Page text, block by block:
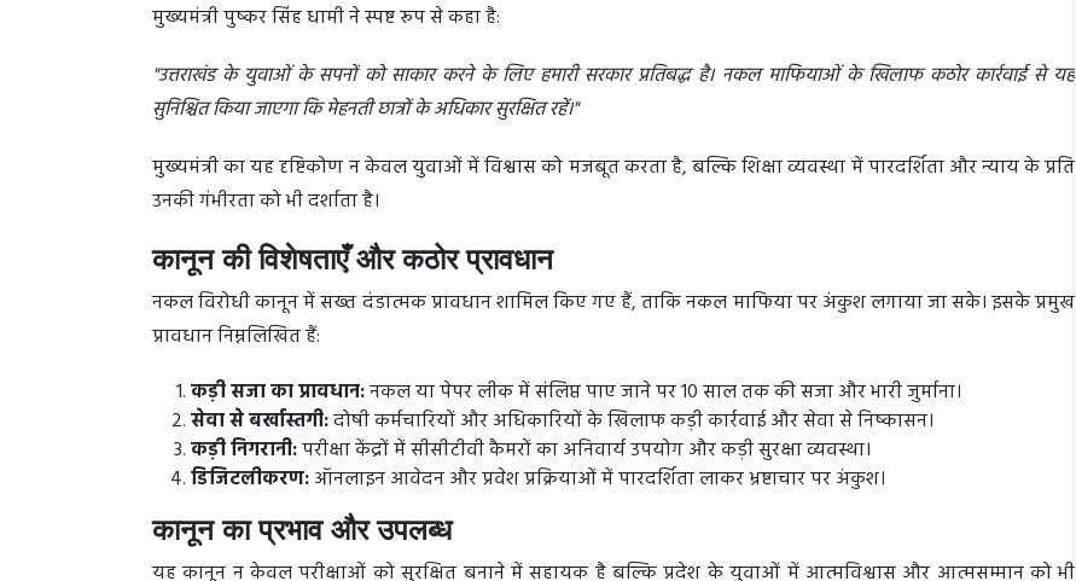
मुख्यमंत्री पुष्कर सिंह धामी ने स्पष्ट रूप से कहा है:
"उत्तराखंड के युवाओं के सपनों को साकार करने के लिए हमारी सरकार प्रतिबद्ध है। नकल माफियाओं के खिलाफ कठोर कार्रवाई से यह
सुनिश्चित किया जाएगा कि मेहनती छात्रों के अधिकार सुरक्षित रहें।"
मुख्यमंत्री का यह दृष्टिकोण न केवल युवाओं में विश्वास को मजबूत करता है, बल्कि शिक्षा व्यवस्था में पारदर्शिता और न्याय के प्रति
उनकी गंभीरता को भी दर्शाता है।
कानून की विशेषताएँ और कठोर प्रावधान
नकल विरोधी कानून में सख्त दंडात्मक प्रावधान शामिल किए गए हैं, ताकि नकल माफिया पर अंकुश लगाया जा सके। इसके प्रमुख
प्रावधान निम्नलिखित हैं:
कड़ी सजा का प्रावधान:नकल या पेपर लीक में संलिप्त पाए जाने पर 10 साल तक की सजा और भारी जुर्माना।
सेवा से बर्खास्तगी:दोषी कर्मचारियों और अधिकारियों के खिलाफ कड़ी कार्रवाई और सेवा से निष्कासन।
कड़ी निगरानी:परीक्षा केंद्रों में सीसीटीवी कैमरों का अनिवार्य उपयोग और कड़ी सुरक्षा व्यवस्था।
डिजिटलीकरण:ऑनलाइन आवेदन और प्रवेश प्रक्रियाओं में पारदर्शिता लाकर भ्रष्टाचार पर अंकुश।
कानून का प्रभाव और उपलब्ध
यह कानून न केवल परीक्षाओं को सुरक्षित बनाने में सहायक है बल्कि प्रदेश के युवाओं में आत्मविश्वास और आत्मसम्मान को भी